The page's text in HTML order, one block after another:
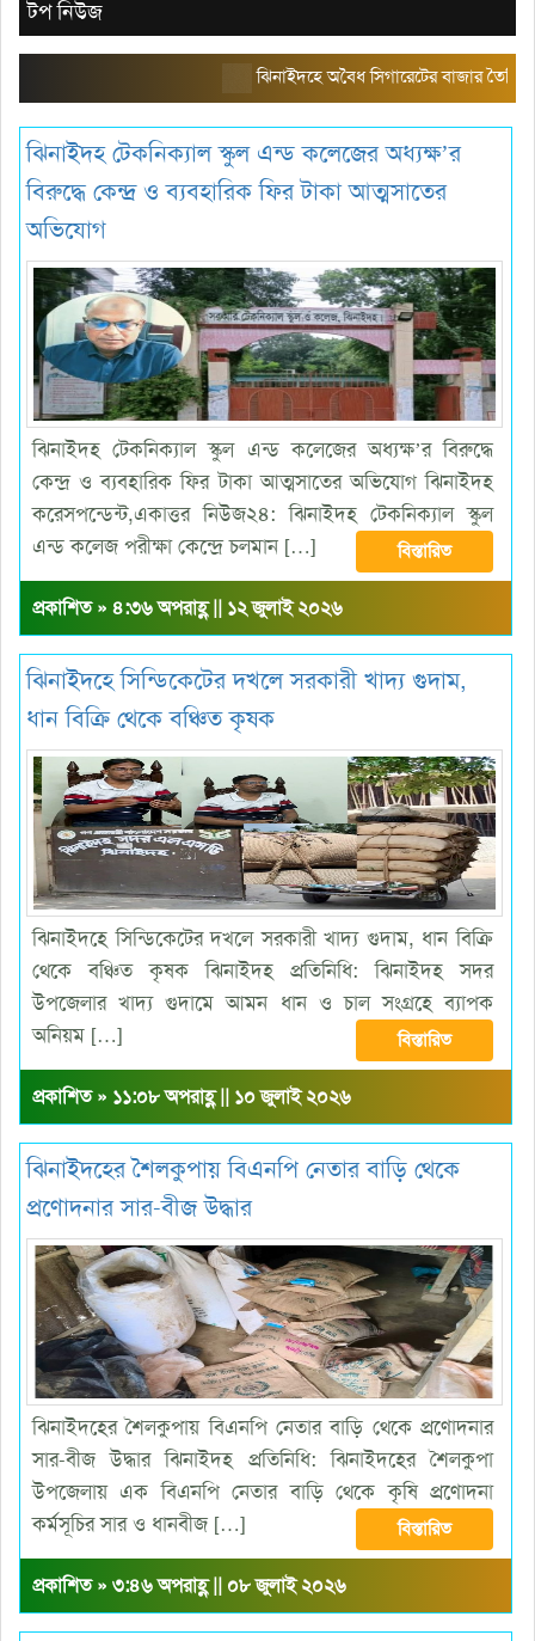
টপ নিউজ
ঝিনাইদহে অবৈধ সিগারেটের বাজার তৈরি করছে
ঝিনাইদহ টেকনিক্যাল স্কুল এন্ড কলেজের অধ্যক্ষ’র
বিরুদ্ধে কেন্দ্র ও ব্যবহারিক ফির টাকা আত্মসাতের
অভিযোগ
ঝিনাইদহ টেকনিক্যাল স্কুল এন্ড কলেজের অধ্যক্ষ’র বিরুদ্ধে
কেন্দ্র ও ব্যবহারিক ফির টাকা আত্মসাতের অভিযোগ ​ঝিনাইদহ
করেসপন্ডেন্ট,একাত্তর নিউজ২৪: ​ঝিনাইদহ টেকনিক্যাল স্কুল
এন্ড কলেজ পরীক্ষা কেন্দ্রে চলমান […]
বিস্তারিত
প্রকাশিত » ৪:৩৬ অপরাহ্ণ || ১২ জুলাই ২০২৬
ঝিনাইদহে সিন্ডিকেটের দখলে সরকারী খাদ্য গুদাম,
ধান বিক্রি থেকে বঞ্চিত কৃষক
ঝিনাইদহে সিন্ডিকেটের দখলে সরকারী খাদ্য গুদাম, ধান বিক্রি
থেকে বঞ্চিত কৃষক ঝিনাইদহ প্রতিনিধি: ঝিনাইদহ সদর
উপজেলার খাদ্য গুদামে আমন ধান ও চাল সংগ্রহে ব্যাপক
অনিয়ম […]
বিস্তারিত
প্রকাশিত » ১১:০৮ অপরাহ্ণ || ১০ জুলাই ২০২৬
ঝিনাইদহের শৈলকুপায় বিএনপি নেতার বাড়ি থেকে
প্রণোদনার সার-বীজ উদ্ধার
ঝিনাইদহের শৈলকুপায় বিএনপি নেতার বাড়ি থেকে প্রণোদনার
সার-বীজ উদ্ধার ঝিনাইদহ প্রতিনিধি: ঝিনাইদহের শৈলকুপা
উপজেলায় এক বিএনপি নেতার বাড়ি থেকে কৃষি প্রণোদনা
কর্মসূচির সার ও ধানবীজ […]
বিস্তারিত
প্রকাশিত » ৩:৪৬ অপরাহ্ণ || ০৮ জুলাই ২০২৬